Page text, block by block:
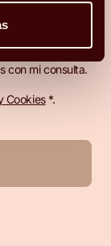
con mi consulta.
Cookies*.